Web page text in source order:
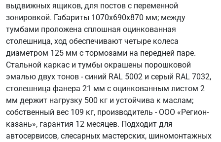
выдвижных ящиков, для постов с переменной
зонировкой. Габариты 1070х690х870 мм; между
тумбами проложена сплошная оцинкованная
столешница, ход обеспечивают четыре колеса
диаметром 125 мм с тормозами на передней паре.
Стальной каркас и тумбы окрашены порошковой
эмалью двух тонов - синий RAL 5002 и серый RAL 7032,
столешница фанера 21 мм с оцинкованным листом 2
мм держит нагрузку 500 кг и устойчива к маслам;
собственный вес 109 кг, производитель - ООО «Регион-
казань», гарантия 12 месяцев. Подходит для
автосервисов, слесарных мастерских, шиномонтажных